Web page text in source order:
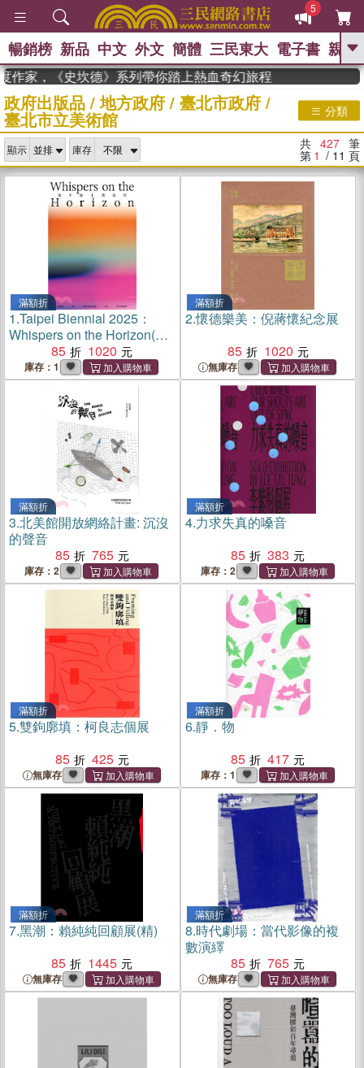
5
GO
熱搜： 東野圭吾 、 高希均教授回憶錄
、 、 、 如果歷
史是一群喵 、 暑期推薦 、 國際布克
台灣的李
登輝時代 、 數學女孩：黎曼猜想 、
偉大的迷走神經
暢銷榜 新品 中文 外文 簡體 三民東大 電子書 親子
史坎德》系列帶你踏上熱血奇幻旅程
政府出版品/地方政府/ 臺北市政府/
臺北市立美術館 分類
顯示 庫存 共 427 筆
第 1 / 11 頁
滿額折
1.Taipei Biennial 2025：
Whispers on the Horizon(地
平線上的低吟 )
85 1020
庫存：1
滿額折
2.懷德樂美：倪蔣懷紀念展
85
1020
無庫存
滿額折
3.北美館開放網絡計畫: 沉沒
的聲音
85
765
庫存：2
滿額折
4.力求失真的嗓音
85
383
庫存：2
滿額折
5.雙鉤廓填：柯良志個展
85
425
無庫存
滿額折
6.靜．物
85
417
庫存：1
滿額折
7.黑潮：賴純純回顧展(精)
85
1445
無庫存
滿額折
8.時代劇場：當代影像的複
數演繹
85
765
無庫存